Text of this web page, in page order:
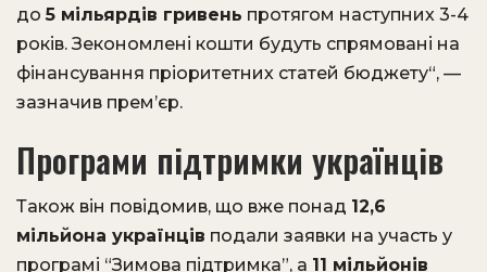
до5 мільярдів гривень протягом наступних 3-4
років. Зекономлені кошти будуть спрямовані на
фінансування пріоритетних статей бюджету“, —
зазначив прем’єр.
Програми підтримки українців
Також він повідомив, що вже понад 12,6
мільйона українців подали заявки на участь у
програмі “Зимова підтримка”, а 11 мільйонів